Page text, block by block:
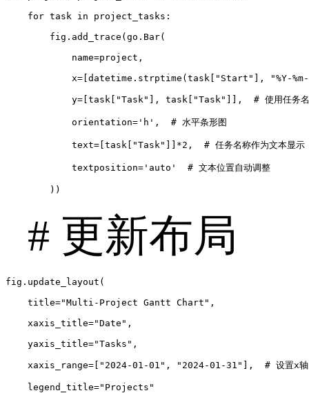
    for task in project_tasks:
        fig.add_trace(go.Bar(
            name=project,
x=[datetime.strptime(task["Start"], "%Y-
y=[task["Task"], task["Task"]],  # 使用任务名
            orientation='h',  # 水平条形图
            text=[task["Task"]]*2,  # 任务名称作为文本显示
            textposition='auto'  # 文本位置自动调整
        ))
# 更新布局
fig.update_layout(
    title="Multi-Project Gantt Chart",
    xaxis_title="Date",
    yaxis_title="Tasks",
xaxis_range=["2024-01-01", "2024-01-31"],  # 设置x轴
    legend_title="Projects"